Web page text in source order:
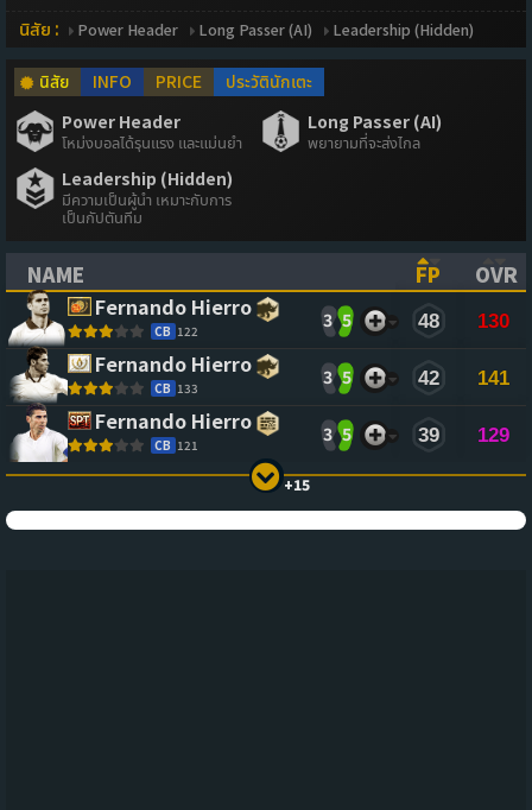
นิสัย : Power Header Long Passer (AI) Leadership (Hidden)
นิสัย INFO PRICE
ประวัตินักเตะ
Power Header
โหม่งบอลได้รุนแรง และแม่นยำ
Long Passer (AI)
พยายามที่จะส่งไกล
Leadership (Hidden)
มีความเป็นผู้นำ เหมาะกับการ
เป็นกัปตันทีม
NAME
(CLICK TO SORT ASCENDING)
FP
OVR
Fernando Hierro
CB 122
3 5 48 130
Fernando Hierro
CB 133
3 5 42 141
Fernando Hierro
CB 121
3 5 39 129
+15